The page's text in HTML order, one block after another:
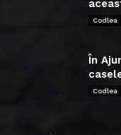
Codlea
În
Codlea